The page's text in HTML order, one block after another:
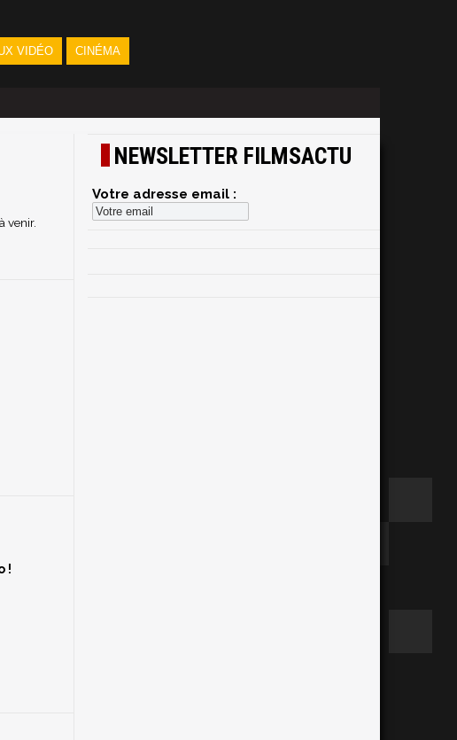
VIDÉO CINÉMA
venir.
!
NEWSLETTER FILMSACTU
Votre adresse email :